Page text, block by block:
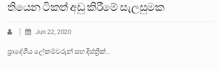
තියෙන ටිකත් අඩු කිරීමේ සැලසුමක
Jun 22, 2020
ප්‍රාදේශීය ලේකම්වරුන් සහ දිස්ත්‍රික්…